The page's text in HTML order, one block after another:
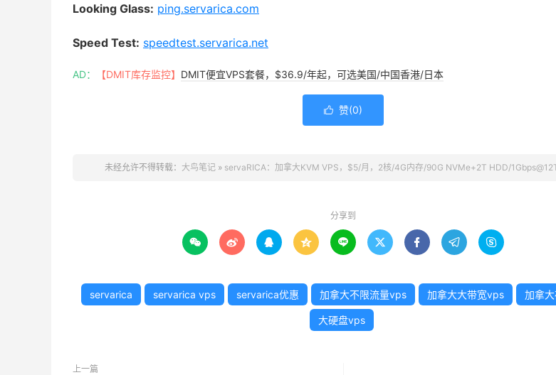
Looking Glass: ping.servarica.com
Speed Test: speedtest.servarica.net
AD： 【DMIT库存监控】 DMIT便宜VPS套餐，$36.9/年起，可选美国/中国香港/日本
 赞(0)
未经允许不得转载： 大鸟笔记 » servaRICA：加拿大KVM VPS，$5/月，2核/4G内存/90G NVMe+2T HDD/
分享到
        
servarica servarica vps servarica优惠 加拿大不限流量vps 加拿大大带宽vps 加拿
大硬盘vps
上一篇